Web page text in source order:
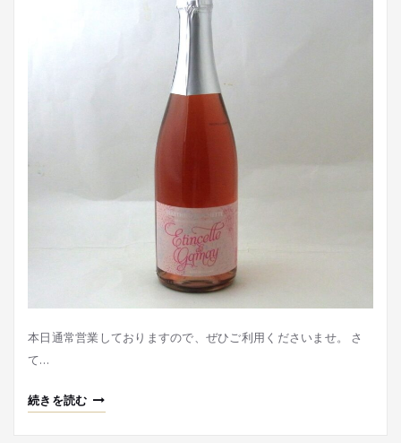
本日通常営業しておりますので、ぜひご利用くださいませ。 さ
て…
続きを読む